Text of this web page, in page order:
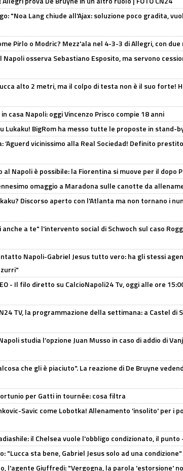
"Noa Lang chiude all'Ajax: soluzione poco gradita,
Pirlo o Modric? Mezz'ala nel 4-3-3 di Allegri, con
Napoli osserva Sebastiano Esposito, ma servono
alto 2 metri, ma il colpo di testa non è il suo forte!
casa Napoli: oggi Vincenzo Prisco compie 18 anni
Lukaku! BigRom ha messo tutte le proposte in stand-
‘Aguerd vicinissimo alla Real Sociedad! Definito
al Napoli è possibile: la Fiorentina si muove per il dopo
omaggio a Maradona sulle canotte da
Discorso aperto con l'Atlanta ma non tornano i
anche a te" l'intervento social di Schwoch sul caso
Napoli-Gabriel Jesus tutto vero: ha gli stessi
- Il filo diretto su CalcioNapoli24 Tv, oggi alle ore
TV, la programmazione della settimana: a Castel di
studia l’opzione Juan Musso in caso di addio di
che gli è piaciuto". La reazione di De Bruyne
per Gatti in tournée: cosa filtra
Savic come Lobotka! Allenamento 'insolito' per i
il Chelsea vuole l'obbligo condizionato, il punto
"Lucca sta bene, Gabriel Jesus solo ad una condizione"
l'agente Giuffredi: "Vergogna, la parola 'estorsione'